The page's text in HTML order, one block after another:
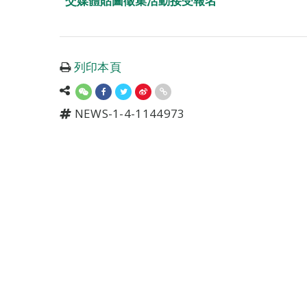
列印本頁
NEWS-1-4-1144973